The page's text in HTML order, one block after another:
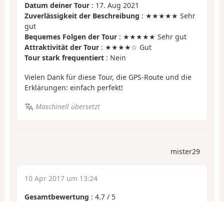
Datum deiner Tour : 17. Aug 2021
Zuverlässigkeit der Beschreibung : ★★★★★ Sehr
gut
Bequemes Folgen der Tour : ★★★★★ Sehr gut
Attraktivität der Tour : ★★★★☆ Gut
Tour stark frequentiert : Nein
Vielen Dank für diese Tour, die GPS-Route und die
Erklärungen: einfach perfekt!
Maschinell übersetzt
mister29
10 Apr 2017 um 13:24
Gesamtbewertung : 4.7 / 5